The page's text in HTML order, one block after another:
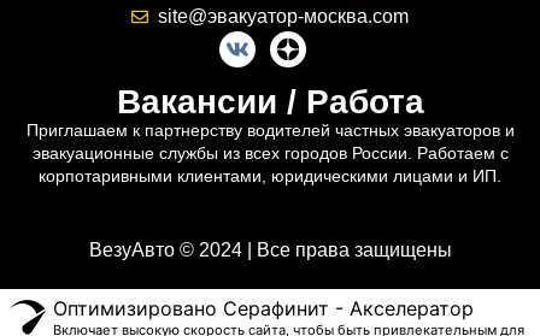
site@эвакуатор-москва.com
Вакансии / Работа
Приглашаем к партнерству водителей частных эвакуаторов и
эвакуационные службы из всех городов России. Работаем с
корпотаривными клиентами, юридическими лицами и ИП.
ВезуАвто © 2024 | Все права защищены
Оптимизировано Серафинит - Акселератор
Включает высокую скорость сайта, чтобы быть привлекательным для